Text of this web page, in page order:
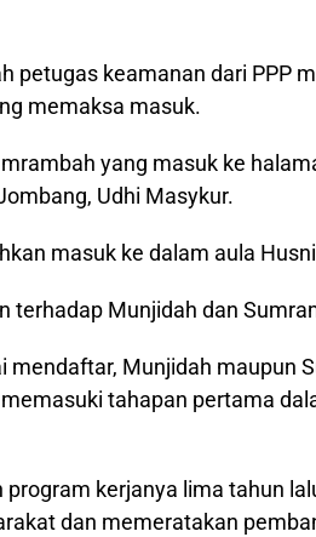
petugas keamanan dari PPP
memaksa masuk.
yang masuk ke
Udhi Masykur.
masuk ke dalam aula
terhadap Munjidah dan
mendaftar, Munjidah maupun
tahapan pertama
kerjanya lima tahun
dan memeratakan